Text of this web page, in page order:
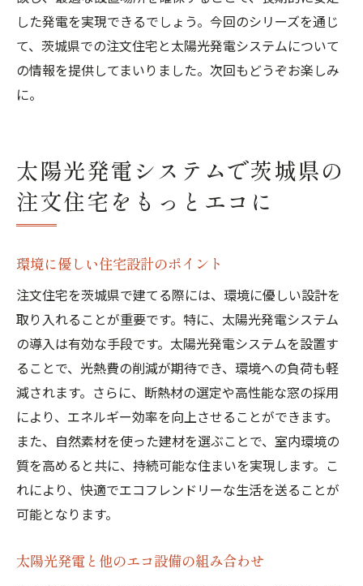
した発電を実現できるでしょう。今回のシリーズを通じ
て、茨城県での注文住宅と太陽光発電システムについて
の情報を提供してまいりました。次回もどうぞお楽しみ
に。
太陽光発電システムで茨城県の
注文住宅をもっとエコに
環境に優しい住宅設計のポイント
注文住宅を茨城県で建てる際には、環境に優しい設計を
取り入れることが重要です。特に、太陽光発電システム
の導入は有効な手段です。太陽光発電システムを設置す
ることで、光熱費の削減が期待でき、環境への負荷も軽
減されます。さらに、断熱材の選定や高性能な窓の採用
により、エネルギー効率を向上させることができます。
また、自然素材を使った建材を選ぶことで、室内環境の
質を高めると共に、持続可能な住まいを実現します。こ
れにより、快適でエコフレンドリーな生活を送ることが
可能となります。
太陽光発電と他のエコ設備の組み合わせ